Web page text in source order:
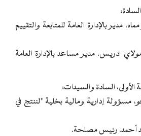
مدير بالإدارة العامة للمتابعة والتقييم
ادريس، مدير مساعد بالإدارة العامة
السادة والسيدات:
إدارية ومالية بخلية "لننتج في
أحمد، رئيس مصلحة.